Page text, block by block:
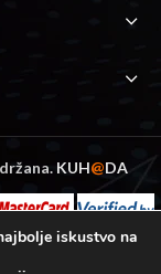
KUH@DA
iskustvo na